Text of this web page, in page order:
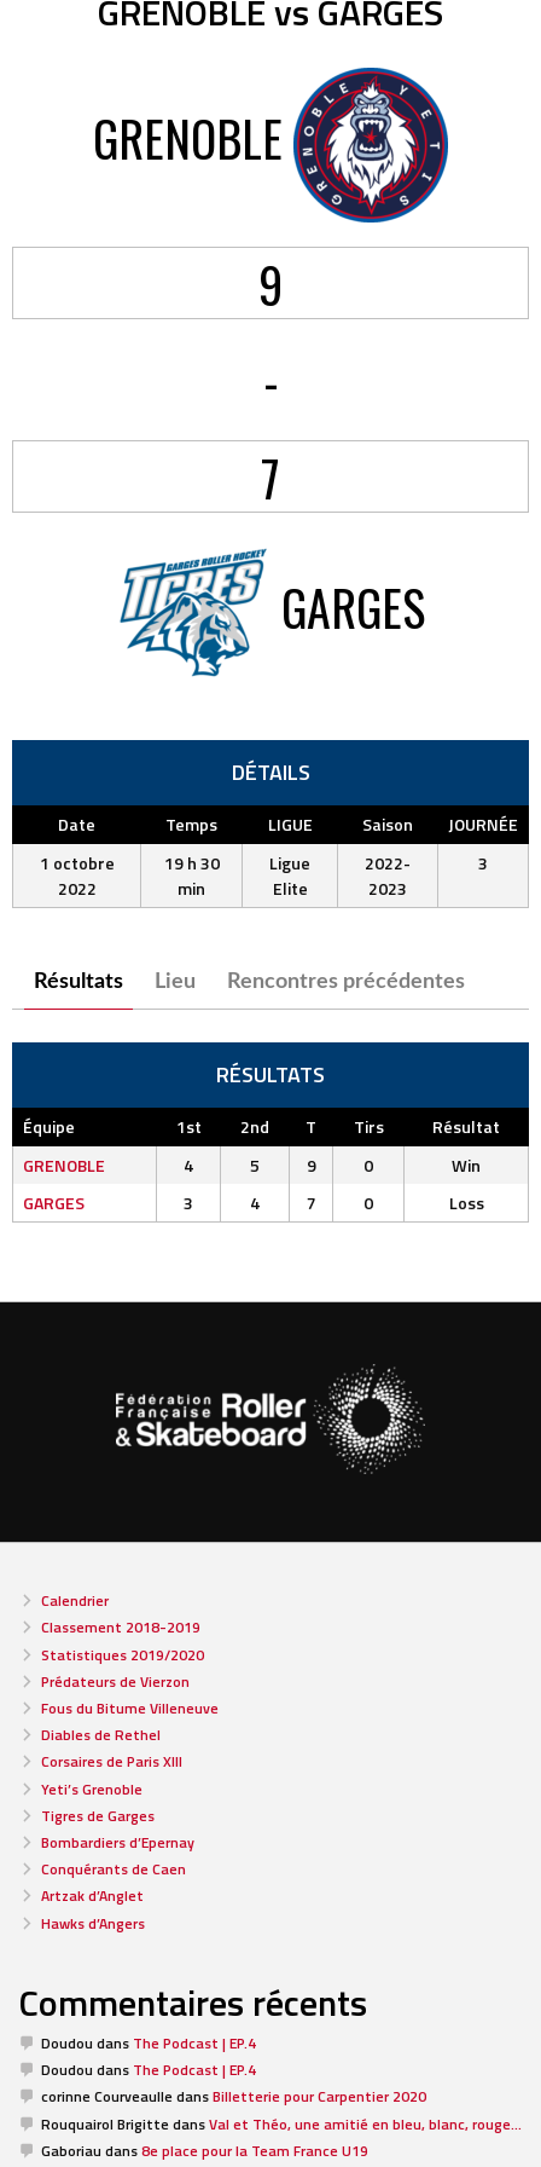
GRENOBLE vs GARGES
GRENOBLE
9
-
7
GARGES
DÉTAILS
Date Temps LIGUE Saison
JOURNÉE
1 octobre
2022
19 h 30
min
Ligue
Elite
2022-
2023
3
Résultats Lieu Rencontres précédentes
RÉSULTATS
Équipe 1st 2nd T Tirs
Résultat
GRENOBLE
4 5 9 0
Win
GARGES
3 4 7 0 Loss
Calendrier
Classement 2018-2019
Statistiques 2019/2020
Prédateurs de Vierzon
Fous du Bitume Villeneuve
Diables de Rethel
Corsaires de Paris XIII
Yeti’s Grenoble
Tigres de Garges
Bombardiers d’Epernay
Conquérants de Caen
Artzak d’Anglet
Hawks d’Angers
Commentaires récents
Doudou dans The Podcast | EP.4
Doudou dans The Podcast | EP.4
corinne CourveaulledansBilletterie pour Carpentier 2020
Rouquairol BrigittedansVal et Théo, une amitié en bleu, blanc, rouge…
Gaboriau dans8e place pour la Team France U19